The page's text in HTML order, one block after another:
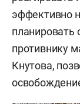
эффективно
планировать
противнику
Кнутова,